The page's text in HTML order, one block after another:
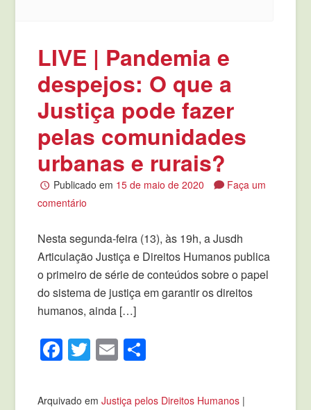
LIVE | Pandemia e
despejos: O que a
Justiça pode fazer
pelas comunidades
urbanas e rurais?
Publicado em 15 de maio de 2020
Faça um
comentário
Nesta segunda-feira (13), às 19h, a Jusdh
Articulação Justiça e Direitos Humanos publica
o primeiro de série de conteúdos sobre o papel
do sistema de justiça em garantir os direitos
humanos, ainda […]
Facebook
Twitter
Email
Arquivado emJustiça pelos Direitos Humanos |